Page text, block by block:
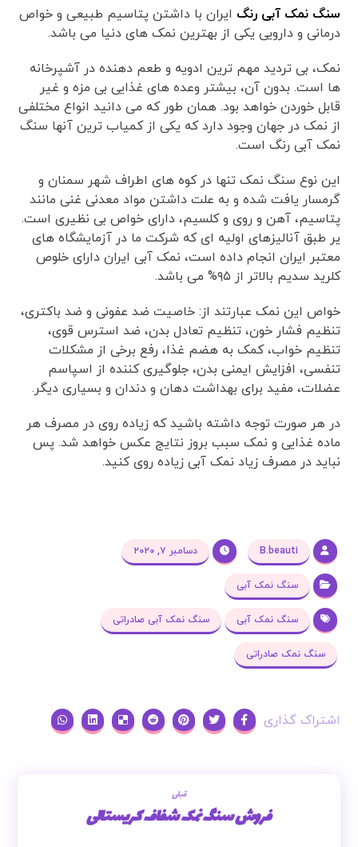
سنگ نمک آبی رنگ ایران با داشتن پتاسیم طبیعی و خواص
درمانی و دارویی یکی از بهترین نمک های دنیا می باشد.
نمک، بی تردید مهم ترین ادویه و طعم دهنده در آشپرخانه
ها است. بدون آن، بیشتر وعده های غذایی بی مزه و غیر
قابل خوردن خواهد بود. همان طور که می دانید انواع مختلفی
از نمک در جهان وجود دارد که یکی از کمیاب ترین آنها سنگ
نمک آبی رنگ است.
این نوع سنگ نمک تنها در کوه های اطراف شهر سمنان و
گرمسار یافت شده و به علت داشتن مواد معدنی غنی مانند
پتاسیم، آهن و روی و کلسیم، دارای خواص بی نظیری است.
یر طبق آنالیزهای اولیه ای که شرکت ما در آزمایشگاه های
معتبر ایران انجام داده است، نمک آبی ایران دارای خلوص
کلرید سدیم بالاتر از ۹۵% می باشد.
خواص این نمک عبارتند از: خاصیت ضد عفونی و ضد باکتری،
تنظیم فشار خون، تنظیم تعادل بدن، ضد استرس قوی،
تنظیم خواب، کمک به هضم غذا، رفع برخی از مشکلات
تنفسی، افزایش ایمنی بدن، جلوگیری کننده از اسپاسم
عضلات، مفید برای بهداشت دهان و دندان و بسیاری دیگر.
در هر صورت توجه داشته باشید که زیاده روی در مصرف هر
ماده غذایی و نمک سبب بروز نتایج عکس خواهد شد. پس
نباید در مصرف زیاد نمک آبی زیاده روی کنید.
B.beauti دسامبر ۷, ۲۰۲۰
سنگ نمک آبی
سنگ نمک آبی سنگ نمک آبی صادراتی
سنگ نمک صادراتی
قبلی
فروش سنگ نمک شفاف کریستالی